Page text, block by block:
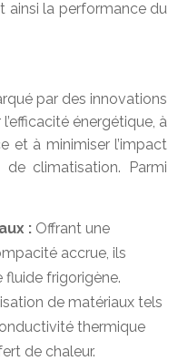
ainsi la performance du
par des innovations
énergétique, à
et à minimiser l’impact
climatisation. Parmi
: Offrant une
accrue, ils
fluide frigorigène.
de matériaux tels
thermique
de chaleur.